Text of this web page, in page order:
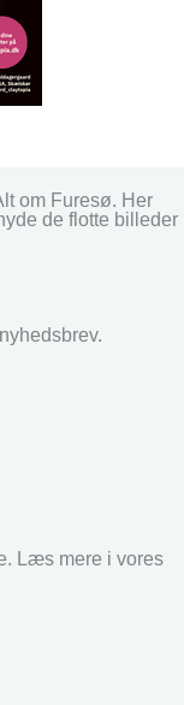
om Furesø. Her
de flotte billeder
Læs mere i vores